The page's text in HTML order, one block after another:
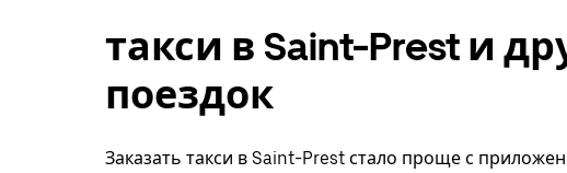
такси в Saint-Prest и
поездок
Заказать такси в Saint-Prest стало проще с